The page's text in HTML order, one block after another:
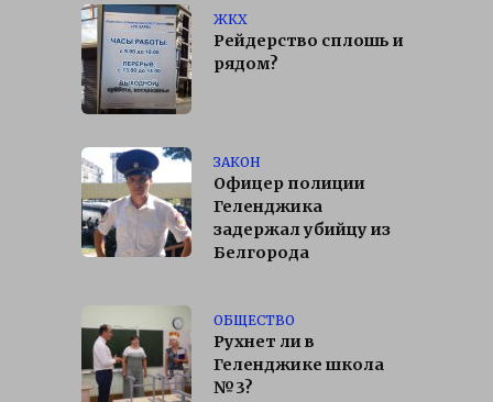
ЖКХ
Рейдерство сплошь и
рядом?
ЗАКОН
Офицер полиции
Геленджика
задержал убийцу из
Белгорода
ОБЩЕСТВО
Рухнет ли в
Геленджике школа
№3?